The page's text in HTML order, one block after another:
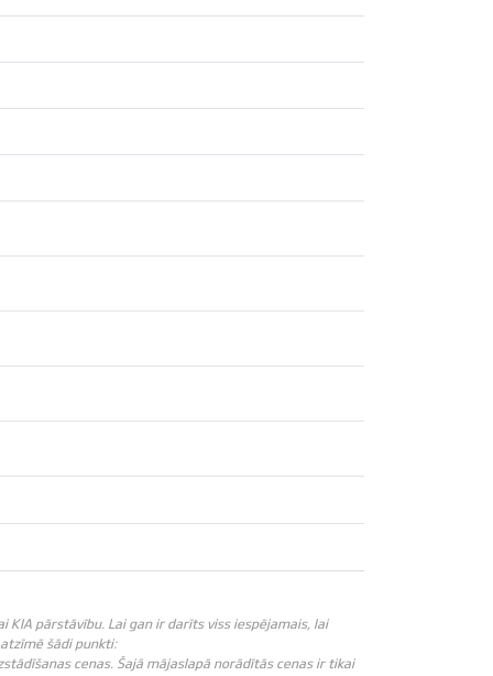
pārstāvību. Lai gan ir darīts viss iespējamais, lai
šādi punkti:
cenas. Šajā mājaslapā norādītās cenas ir tikai